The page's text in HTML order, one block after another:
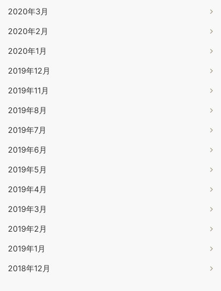
2020年3月
2020年2月
2020年1月
2019年12月
2019年11月
2019年8月
2019年7月
2019年6月
2019年5月
2019年4月
2019年3月
2019年2月
2019年1月
2018年12月